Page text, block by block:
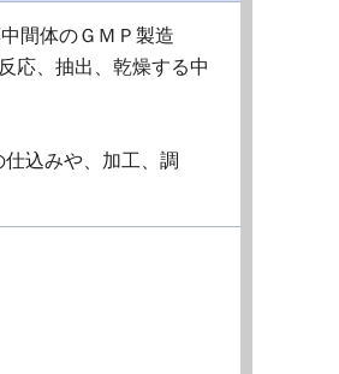
間体のＧＭＰ製造
応、抽出、乾燥する中
込みや、加工、調